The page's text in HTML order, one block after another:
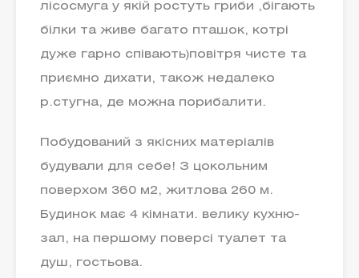
лісосмуга у якій ростуть гриби ,бігають
білки та живе багато пташок, котрі
дуже гарно співають)повітря чисте та
приємно дихати, також недалеко
р.стугна, де можна порибалити.
Побудований з якісних матеріалів
будували для себе! З цокольним
поверхом 360 м2, житлова 260 м.
Будинок має 4 кімнати. велику кухню-
зал, на першому поверсі туалет та
душ, гостьова.